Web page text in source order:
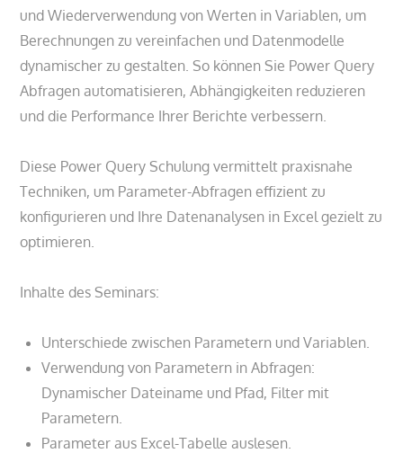
und Wiederverwendung von Werten in Variablen, um
Berechnungen zu vereinfachen und Datenmodelle
dynamischer zu gestalten. So können Sie Power Query
Abfragen automatisieren, Abhängigkeiten reduzieren
und die Performance Ihrer Berichte verbessern.
Diese Power Query Schulung vermittelt praxisnahe
Techniken, um Parameter-Abfragen effizient zu
konfigurieren und Ihre Datenanalysen in Excel gezielt zu
optimieren.
Inhalte des Seminars:
Unterschiede zwischen Parametern und Variablen.
Verwendung von Parametern in Abfragen:
Dynamischer Dateiname und Pfad, Filter mit
Parametern.
Parameter aus Excel-Tabelle auslesen.